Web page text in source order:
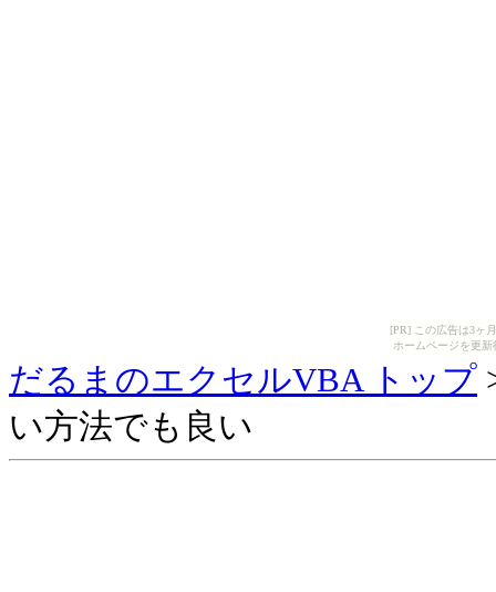
[PR] この広告は3ヶ
ホームページを更
だるまのエクセルVBA トップ
い方法でも良い